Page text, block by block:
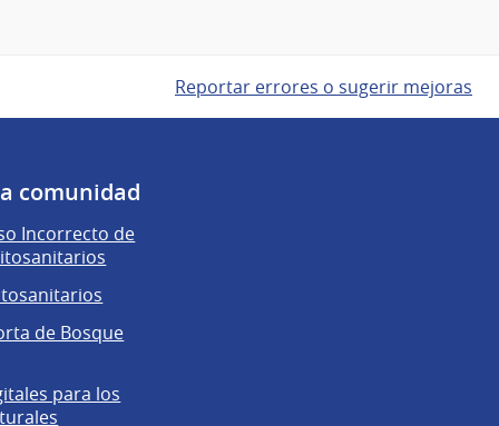
Reportar errores o sugerir mejoras
comunidad
Incorrecto de
de Bosque
para los